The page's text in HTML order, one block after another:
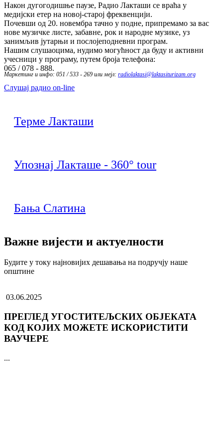
Након дугогодишње паузе, Радио Лакташи се враћа у
медијски етер на новој-старој фреквенцији.
Почевши од 20. новембра тачно у подне, припремамо за вас
нове музичке листе, забавне, рок и народне музике, уз
занимљив јутарњи и послојеподневни програм.
Нашим слушаоцима, нудимо могућност да буду и активни
учесници у програму, путем броја телефона:
065 / 078 - 888.
Маркетинг и инфо: 051 / 533 - 269 или мејл: radiolaktasi@laktasiturizam.org
Слушај радио on-line
Терме Лакташи
Упознај Лакташе - 360° tour
Бања Слатина
Важне вијести и актуелности
Будите у току најновијих дешавања на подручју наше
општине
03.06.2025
ПРЕГЛЕД УГОСТИТЕЉСКИХ ОБЈЕКАТА
КОД КОЈИХ МОЖЕТЕ ИСКОРИСТИТИ
ВАУЧЕРЕ
...